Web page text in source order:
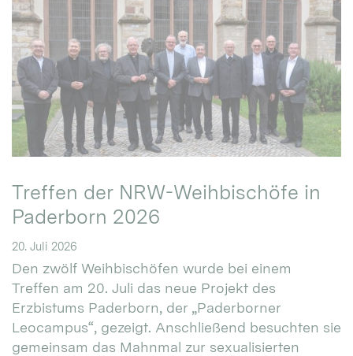
Treffen der NRW-Weihbischöfe in
Paderborn 2026
20. Juli 2026
Den zwölf Weihbischöfen wurde bei einem
Treffen am 20. Juli das neue Projekt des
Erzbistums Paderborn, der „Paderborner
Leocampus“, gezeigt. Anschließend besuchten sie
gemeinsam das Mahnmal zur sexualisierten